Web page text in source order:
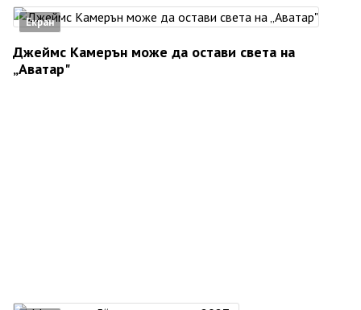
Екран
Джеймс Камерън може да остави света на
„Аватар"